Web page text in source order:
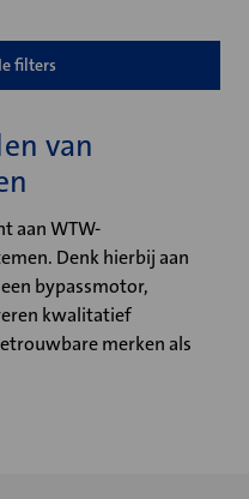
filters
van
aan WTW-
Denk hierbij aan
bypassmotor,
kwalitatief
merken als